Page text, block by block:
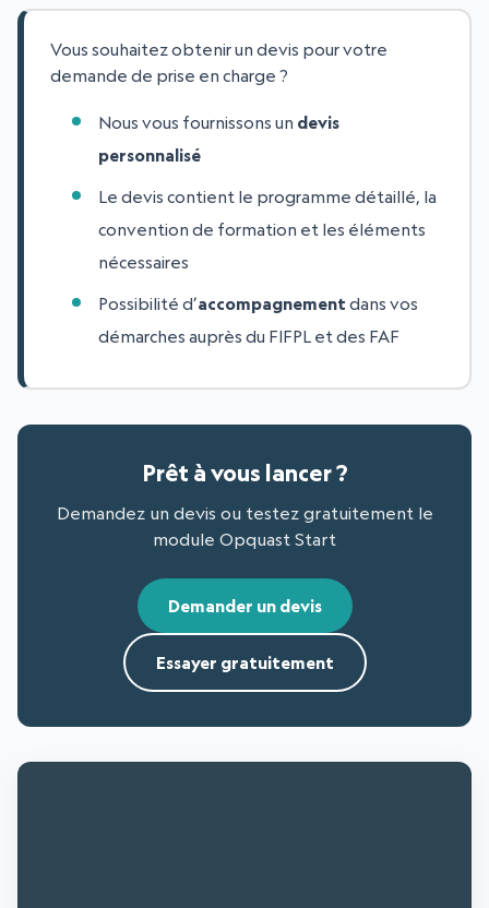
Vous souhaitez obtenir un devis pour votre
demande de prise en charge ?
Nous vous fournissons un devis
personnalisé
Le devis contient le programme détaillé, la
convention de formation et les éléments
nécessaires
Possibilité d’accompagnement dans vos
démarches auprès du FIFPL et des FAF
Prêt à vous lancer ?
Demandez un devis ou testez gratuitement le
module Opquast Start
Demander un devis
Essayer gratuitement